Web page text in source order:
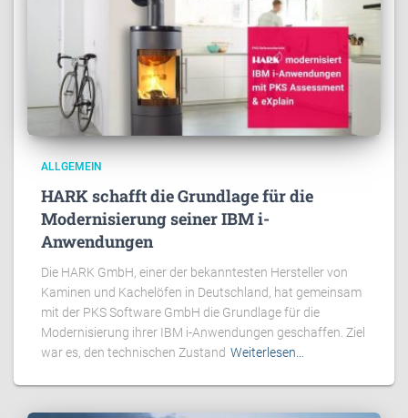
ALLGEMEIN
HARK schafft die Grundlage für die
Modernisierung seiner IBM i-
Anwendungen
Die HARK GmbH, einer der bekanntesten Hersteller von
Kaminen und Kachelöfen in Deutschland, hat gemeinsam
mit der PKS Software GmbH die Grundlage für die
Modernisierung ihrer IBM i-Anwendungen geschaffen. Ziel
war es, den technischen Zustand Weiterlesen…